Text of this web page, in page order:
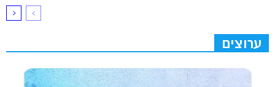
ערוצים